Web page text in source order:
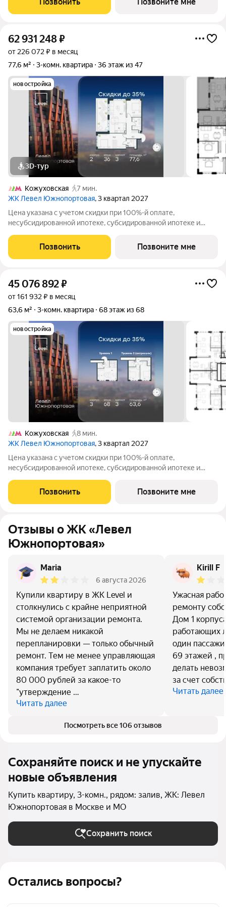
Остались вопросы?
части района Печатники
62 931 248₽
от 226 072 ₽ в месяц
77,6 м²
3-комн. квартира 36 этаж из 47
новостройка
3D-тур
Кожуховская
7 мин.
ЖК Левел Южнопортовая, 3 квартал 2027
Цена указана с учетом скидки при 100%-й оплате,
несубсидированной ипотеке, субсидированной ипотеке и
личном кабинете до обращения за консультацией. В северной
части района Печатники
Позвонить Позвоните мне
45 076 892₽
от 161 932 ₽ в месяц
63,6 м²
3-комн. квартира 68 этаж из 68
новостройка
Кожуховская
8 мин.
ЖК Левел Южнопортовая, 3 квартал 2027
Цена указана с учетом скидки при 100%-й оплате,
несубсидированной ипотеке, субсидированной ипотеке и
личном кабинете до обращения за консультацией. В северной
части района Печатники
Позвонить Позвоните мне
Отзывы о ЖК «Левел
Южнопортовая»
Maria
6 августа 2026
Купили квартиру в ЖК Level и
столкнулись с крайне неприятной
системой организации ремонта.
Мы не делаем никакой
перепланировки — только обычный
ремонт. Тем не менее управляющая
компания требует заплатить около
80 000 рублей за какое-то
"утверждение …
Читать далее
Kirill F
Ужасная
ремонту
Дом 1
работающих
один
69 этажей ,
делать
за счет
Читать далее
Посмотреть все 106 отзывов
Сохраняйте поиск и не упускайте
новые объявления
Купить квартиру, 3-комн., рядом: залив, ЖК: Левел
Южнопортовая в Москве и МО
Сохранить поиск